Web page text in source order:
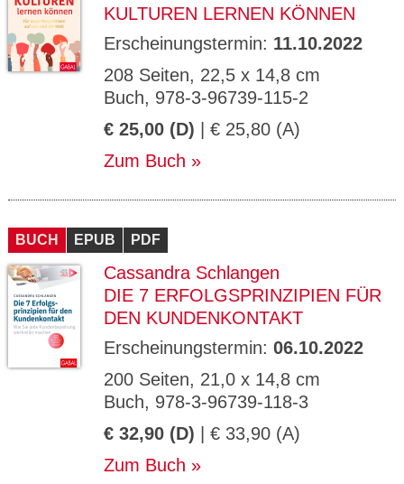
KULTUREN LERNEN KÖNNEN
Erscheinungstermin: 11.10.2022
208 Seiten, 22,5 x 14,8 cm
Buch, 978-3-96739-115-2
€ 25,00 (D) | € 25,80 (A)
Zum Buch
BUCH EPUB PDF
Cassandra Schlangen
DIE 7 ERFOLGSPRINZIPIEN FÜR
DEN KUNDENKONTAKT
Erscheinungstermin: 06.10.2022
200 Seiten, 21,0 x 14,8 cm
Buch, 978-3-96739-118-3
€ 32,90 (D) | € 33,90 (A)
Zum Buch